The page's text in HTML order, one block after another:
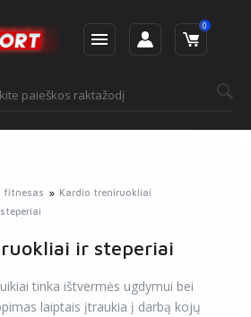
0
fitnesas
Kardio treniruokliai
ir steperiai
tinka ištvermės ugdymui bei
laiptais įtraukia į darbą kojų